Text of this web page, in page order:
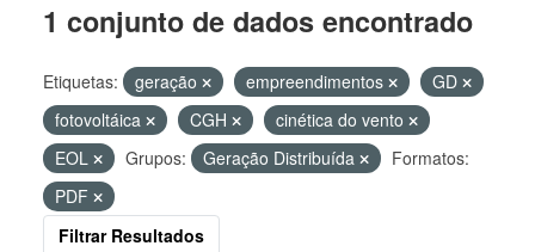
1 conjunto de dados encontrado
Etiquetas: geração empreendimentos
GD
fotovoltáica
CGH
cinética do vento
EOL
Grupos: Geração Distribuída
Formatos:
PDF
Filtrar Resultados